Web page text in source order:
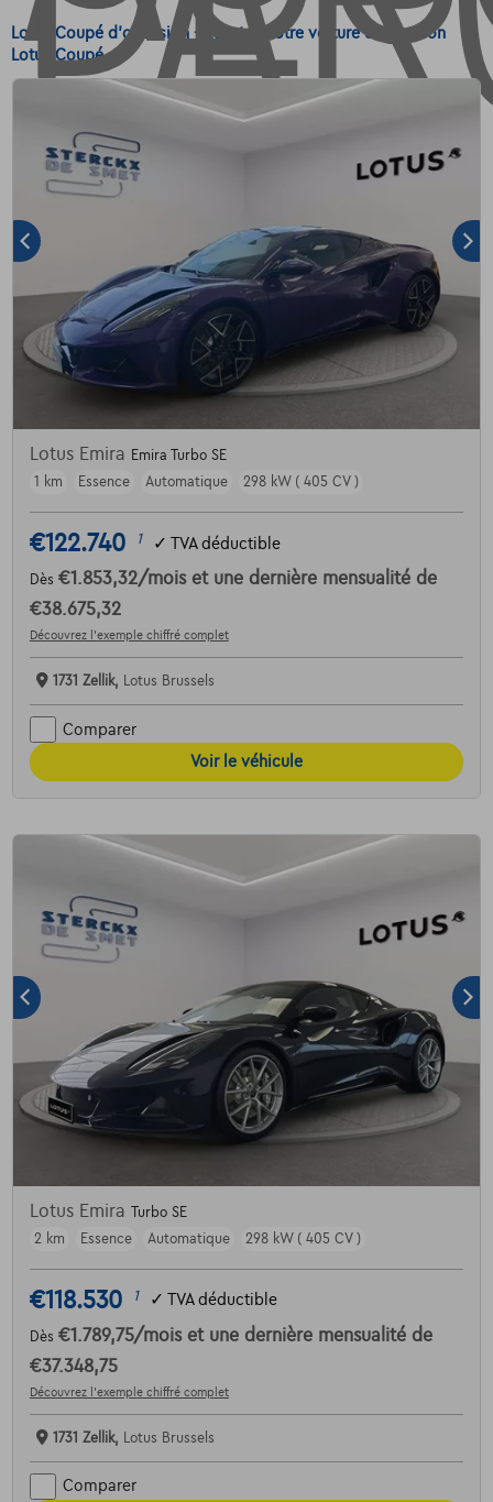
Lotus Coupé d'occasion - Achetez votre voiture d'occasion
Lotus Coupé
Lotus Emira Emira Turbo SE
1 km
Essence Automatique 298 kW ( 405 CV )
€122.740 1 ✓ TVA déductible
Dès €1.853,32/mois et une dernière mensualité de
€38.675,32
Découvrez l’exemple chiffré complet
1731 Zellik, Lotus Brussels
Comparer
Voir le véhicule
Lotus Emira Turbo SE
2 km
Essence Automatique 298 kW ( 405 CV )
€118.530 1 ✓ TVA déductible
Dès €1.789,75/mois et une dernière mensualité de
€37.348,75
Découvrez l’exemple chiffré complet
1731 Zellik, Lotus Brussels
Comparer